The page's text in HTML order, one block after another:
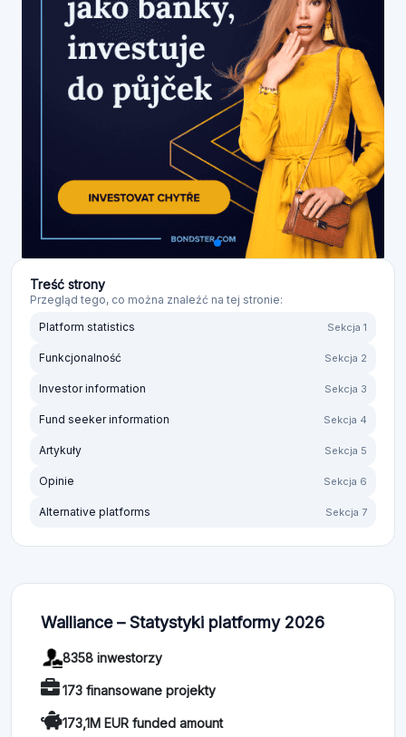
Treść strony
Przegląd tego, co można znaleźć na tej stronie:
Platform statistics
Sekcja 1
Funkcjonalność Sekcja 2
Investor information Sekcja 3
Fund seeker information Sekcja 4
Artykuły Sekcja 5
Opinie Sekcja 6
Alternative platforms Sekcja 7
Walliance – Statystyki platformy 2026
8358 inwestorzy
173 finansowane projekty
173,1M EUR funded amount